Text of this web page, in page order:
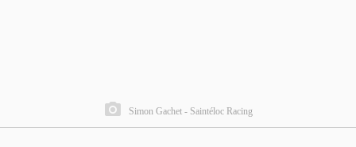
Simon Gachet - Saintéloc Racing